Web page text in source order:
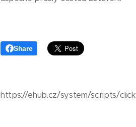
Share
https://ehub.cz/system/scripts/